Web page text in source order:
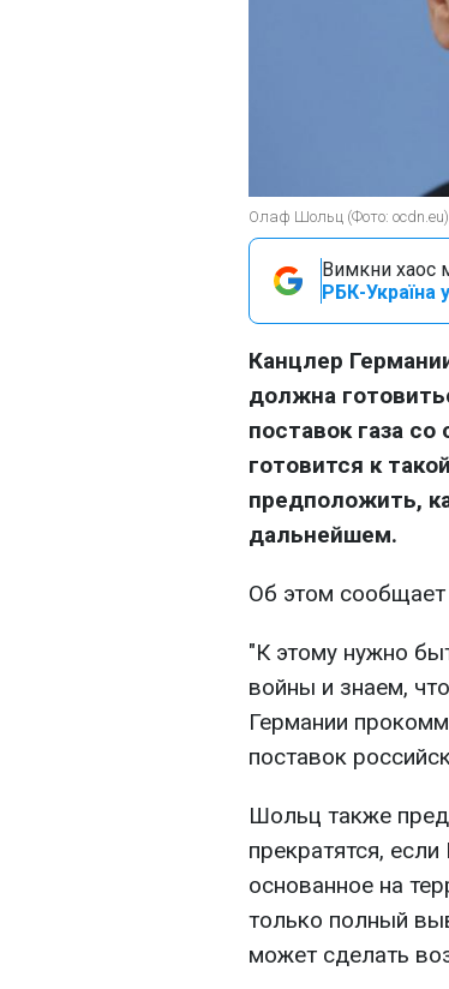
Олаф Шольц (Фото: ocdn.eu)
Вимкни хаос
РБК-Україна
Канцлер
должна
поставок газа
готовится к
предположить,
дальнейшем.
Об этом сообщает
"К этому нужно
войны и знаем,
Германии
поставок
Шольц также
прекратятся,
основанное на
только полный
может сделать